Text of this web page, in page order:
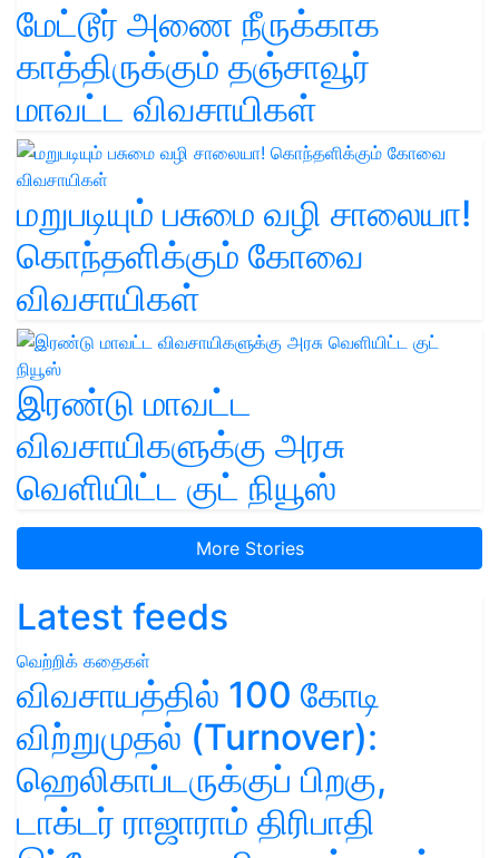
மேட்டூர் அணை நீருக்காக
காத்திருக்கும் தஞ்சாவூர்
மாவட்ட விவசாயிகள்
மறுபடியும் பசுமை வழி சாலையா!
கொந்தளிக்கும் கோவை
விவசாயிகள்
இரண்டு மாவட்ட
விவசாயிகளுக்கு அரசு
வெளியிட்ட குட் நியூஸ்
More Stories
Latest feeds
வெற்றிக் கதைகள்
விவசாயத்தில் 100 கோடி
விற்றுமுதல் (Turnover):
ஹெலிகாப்டருக்குப் பிறகு,
டாக்டர் ராஜாராம் திரிபாதி